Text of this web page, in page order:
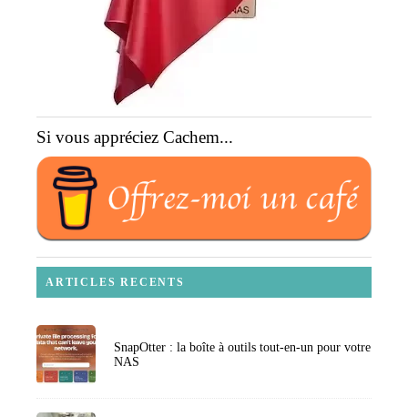
Si vous appréciez Cachem...
ARTICLES RECENTS
SnapOtter : la boîte à outils tout-en-un pour votre
NAS